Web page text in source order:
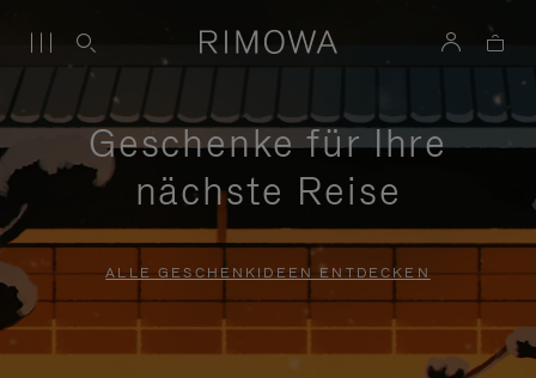
Geschenke für Ihre
nächste Reise
ALLE GESCHENKIDEEN ENTDECKEN